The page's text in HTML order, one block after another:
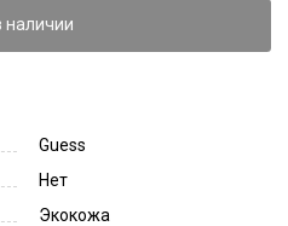
наличии
Guess
Нет
Экокожа